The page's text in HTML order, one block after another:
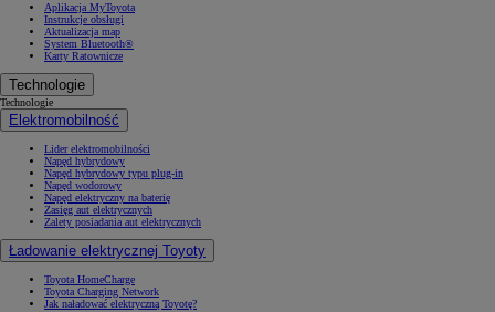
Aplikacja MyToyota
Instrukcje obsługi
Aktualizacja map
System Bluetooth®
Karty Ratownicze
Technologie
Technologie
Elektromobilność
Lider elektromobilności
Napęd hybrydowy
Napęd hybrydowy typu plug-in
Napęd wodorowy
Napęd elektryczny na baterię
Zasięg aut elektrycznych
Zalety posiadania aut elektrycznych
Ładowanie elektrycznej Toyoty
Toyota HomeCharge
Toyota Charging Network
Jak naładować elektryczną Toyotę?